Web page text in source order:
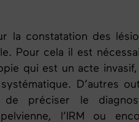
la constatation des
Pour cela il est
qui est un acte
D’autres
de préciser le
l’IRM ou